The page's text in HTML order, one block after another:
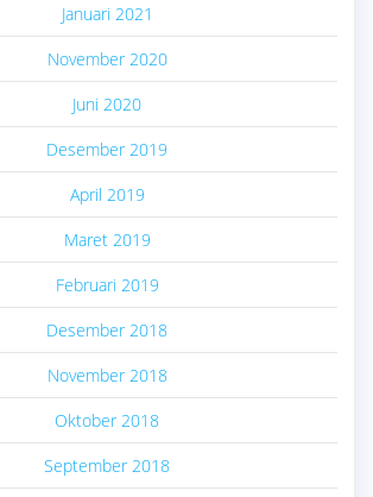
Januari 2021
November 2020
Juni 2020
Desember 2019
April 2019
Maret 2019
Februari 2019
Desember 2018
November 2018
Oktober 2018
September 2018